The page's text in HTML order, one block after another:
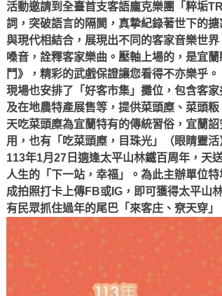
活動邀請到全臺首支客語龐克樂團「粹垢
詞，突破語言的隔閡，真摯紀錄著世下的
與現代相結合，展現出不同的客家音樂世
嗓音，詮釋客家樂曲。壓軸上場的，是宜
鬥》，精彩的武戲保證讓您看得不亦樂乎。
現場也安排了「好客市集」攤位，包含客
及在地農特產展售等，提供菜頭糜、菜頭
天吃菜頭糜為宜蘭特有的傳統習俗，宜蘭
用，也有「吃菜頭糜，目珠光」（眼睛靈活
113年1月27日適逢太平山林鐵百周年，天
人生的「下一站，幸福」。為此主辦單位
成拍照打卡上傳FB或IG，即可獲得太平山
有民眾抓住過年的尾巴「來客庄、尞天穿